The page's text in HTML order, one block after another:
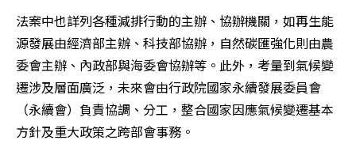
法案中也詳列各種減排行動的主辦、協辦機關，如再生能
源發展由經濟部主辦、科技部協辦，自然碳匯強化則由農
委會主辦、內政部與海委會協辦等。此外，考量到氣候變
遷涉及層面廣泛，未來會由行政院國家永續發展委員會
（永續會）負責協調、分工，整合國家因應氣候變遷基本
方針及重大政策之跨部會事務。